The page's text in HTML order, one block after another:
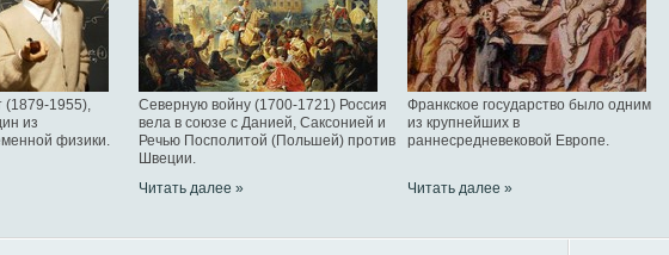
(1879-1955),
из
физики.
Северную войну (1700-1721) Россия
вела в союзе с Данией, Саксонией и
Речью Посполитой (Польшей) против
Швеции.
Читать далее »
Франкское государство было одним
из крупнейших в
раннесредневековой Европе.
Читать далее »